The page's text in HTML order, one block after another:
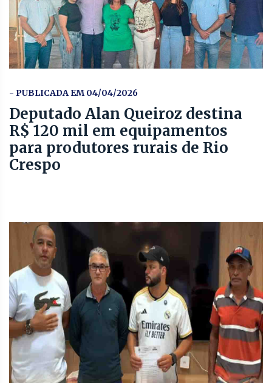
- PUBLICADA EM 04/04/2026
Deputado Alan Queiroz destina
R$ 120 mil em equipamentos
para produtores rurais de Rio
Crespo